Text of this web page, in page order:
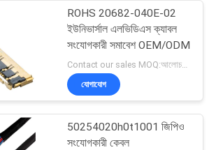
তারের জোতা
165
ROHS 20682-040E-02
ইউনিভার্সাল এলভিডিএস ক্যাবল
সংযোগকারী সমাবেশ OEM/ODM
যোগাযোগ
50254020h0t1001 জিপিও
সংযোগকারী কেবল